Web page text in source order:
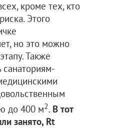
кроме тех, кто
Этого
но это можно
Также
санаториям-
до 400 м2. В тот
занято, Rt